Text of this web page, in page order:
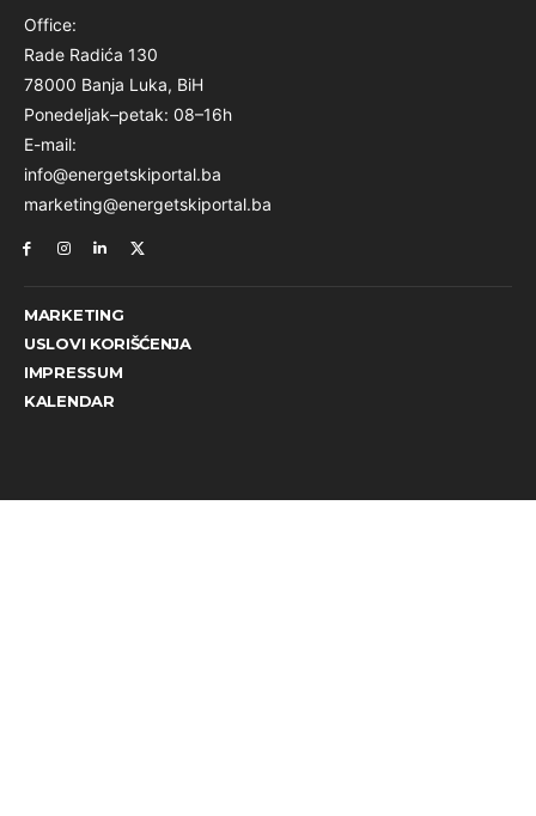
Office:
Rade Radića 130
78000 Banja Luka, BiH
Ponedeljak–petak: 08–16h
E-mail:
info@energetskiportal.ba
marketing@energetskiportal.ba
MARKETING
USLOVI KORIŠĆENJA
IMPRESSUM
KALENDAR